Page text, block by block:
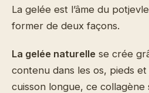
La gelée est l’âme du
former de deux façons.
La gelée naturelle se crée
contenu dans les os, pieds
cuisson longue, ce